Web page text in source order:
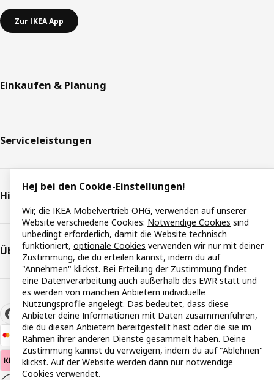
Zur IKEA App
Einkaufen & Planung
Serviceleistungen
Hilfe & Support
Über IKEA
Hej bei den Cookie-Einstellungen!
Wir, die IKEA Möbelvertrieb OHG, verwenden auf unserer
Website verschiedene Cookies: Notwendige Cookies sind
unbedingt erforderlich, damit die Website technisch
funktioniert, optionale Cookies verwenden wir nur mit deiner
Zustimmung, die du erteilen kannst, indem du auf
"Annehmen" klickst. Bei Erteilung der Zustimmung findet
eine Datenverarbeitung auch außerhalb des EWR statt und
es werden von manchen Anbietern individuelle
Nutzungsprofile angelegt. Das bedeutet, dass diese
Anbieter deine Informationen mit Daten zusammenführen,
die du diesen Anbietern bereitgestellt hast oder die sie im
Rahmen ihrer anderen Dienste gesammelt haben. Deine
Zustimmung kannst du verweigern, indem du auf "Ablehnen"
klickst. Auf der Website werden dann nur notwendige
Cookies verwendet.